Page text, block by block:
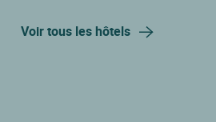
Voir tous les hôtels